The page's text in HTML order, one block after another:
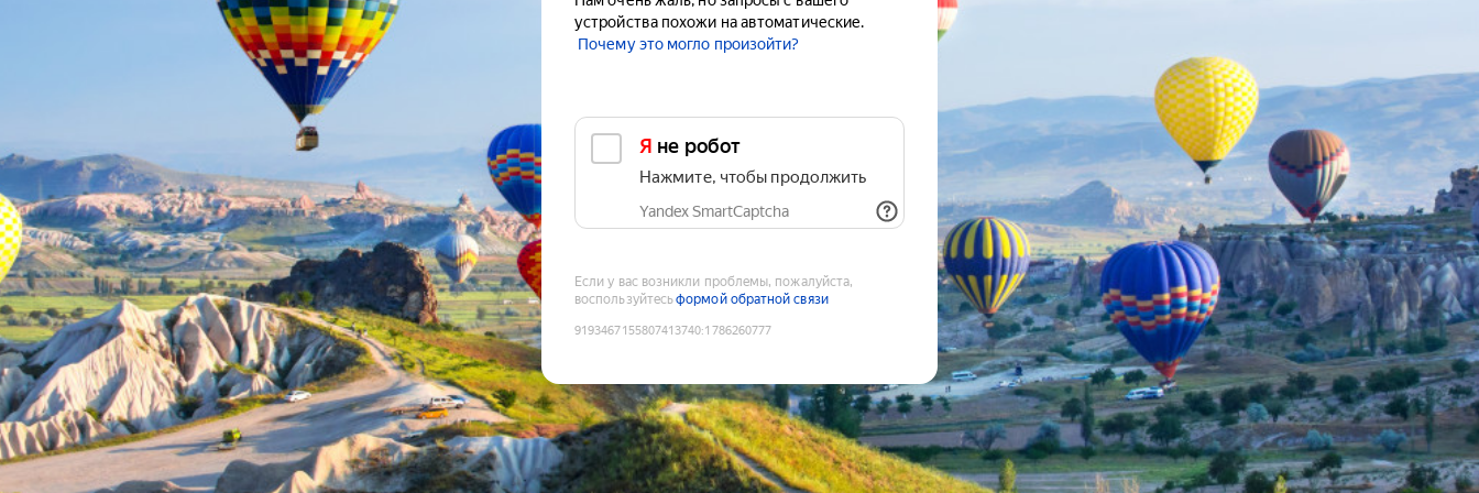
устройства похожи на автоматические.
Почему это могло произойти?
Я не робот
Нажмите, чтобы продолжить
Yandex SmartCaptcha
Если у вас возникли проблемы, пожалуйста,
воспользуйтесьформой обратной связи
9193467155807413740:1786260777